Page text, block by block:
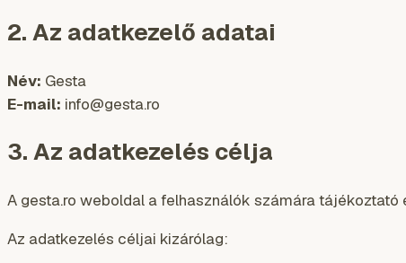
2. Az adatkezelő adatai
Név: Gesta
E-mail: info@gesta.ro
3. Az adatkezelés célja
A gesta.ro weboldal a felhasználók számára tájékoztató
Az adatkezelés céljai kizárólag: